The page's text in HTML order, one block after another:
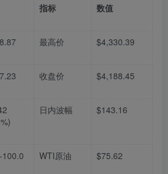
指标 数值
最高价 $4,330.39
收盘价 $4,188.45
日内波幅 $143.16
100.0 WTI原油 $75.62